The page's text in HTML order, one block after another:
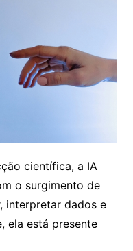
científica, a IA
o surgimento de
interpretar dados e
ela está presente